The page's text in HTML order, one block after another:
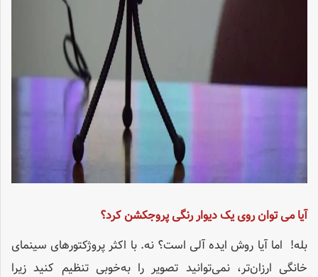
آیا می توان روی یک دیوار رنگی پروجکشن کرد؟
بله! اما آیا روش ایده آلی است؟ نه. با اکثر پروژکتورهای سینمای
خانگی ارزان‌تر، نمی‌توانید تصویر را به‌خوبی تنظیم کنید زیرا